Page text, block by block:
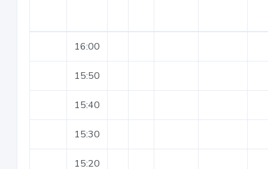
16:00
15:50
15:40
15:30
15:20